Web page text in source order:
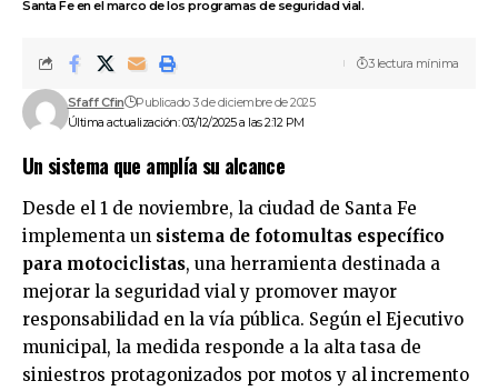
Santa Fe en el marco de los programas de seguridad vial.
Última actualización: 03/12/2025 a las 2:12 PM
Sfaff Cfin Publicado 3 de diciembre de 2025
3 lectura mínima
Un sistema que amplía su alcance
Desde el 1 de noviembre, la ciudad de Santa Fe
implementa un sistema de fotomultas específico
para motociclistas, una herramienta destinada a
mejorar la seguridad vial y promover mayor
responsabilidad en la vía pública. Según el Ejecutivo
municipal, la medida responde a la alta tasa de
siniestros protagonizados por motos y al incremento